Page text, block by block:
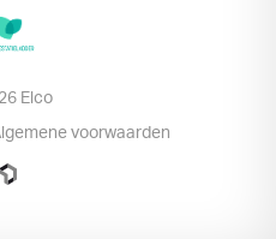
Elco
voorwaarden